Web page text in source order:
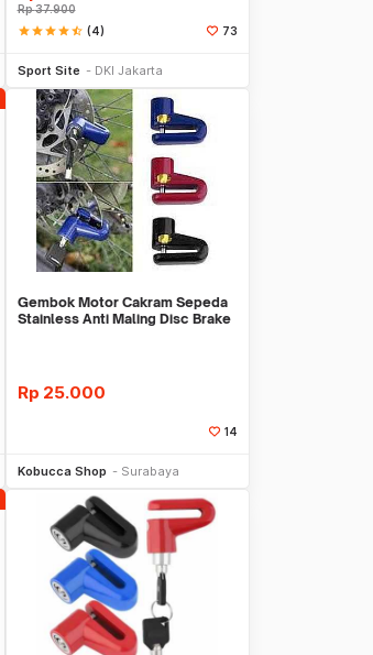
Rp37.900
starstarstarstarstar_half (4) 73
Sport Site DKI Jakarta
Gembok Motor Cakram Sepeda
Stainless Anti Maling Disc Brake
Rp 25.000
14
Kobucca Shop Surabaya